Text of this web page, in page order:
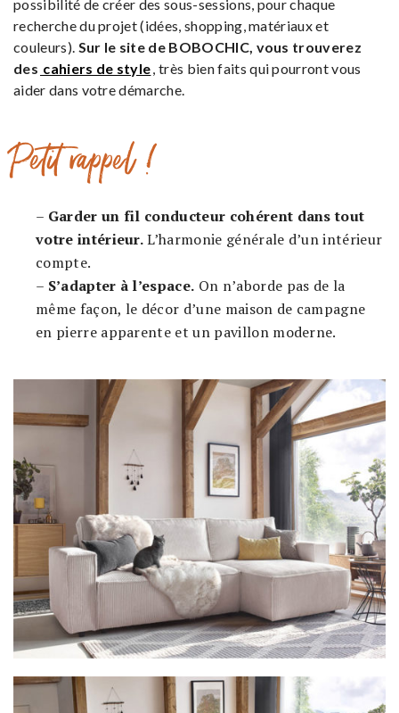
possibilité de créer des sous-sessions, pour chaque
recherche du projet (idées, shopping, matériaux et
couleurs). Sur le site de BOBOCHIC, vous trouverez
des cahiers de style , très bien faits qui pourront vous
aider dans votre démarche.
Petit rappel !
– Garder un fil conducteur cohérent dans tout
votre intérieur.L’harmonie générale d’un intérieur
compte.
– S’adapter à l’espace. On n’aborde pas de la
même façon, le décor d’une maison de campagne
en pierre apparente et un pavillon moderne.